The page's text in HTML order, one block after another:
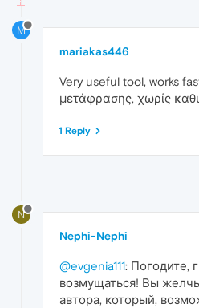
M
mariakas446
Very useful tool, works
μετάφρασης, χωρίς
1 Reply
N
Nephi-Nephi
@evgenia111: Погодите,
возмущаться! Вы
автора, который,